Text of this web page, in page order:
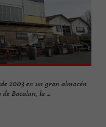
2003 en un gran almacén
Bacalan, la ...